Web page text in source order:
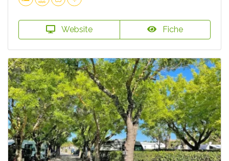
Website Fiche